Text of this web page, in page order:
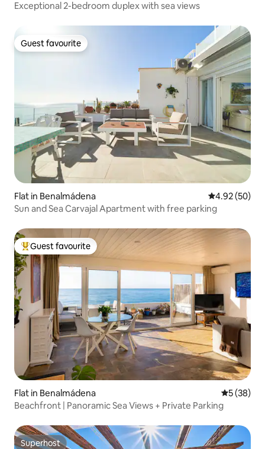
Exceptional 2-bedroom duplex with sea views
Guest favourite
Guest favourite
Flat in Benalmádena 4.92 out of 5
4.92 (50)
Sun and Sea Carvajal Apartment with free parking
Top guest favourite
Guest favourite
Flat in Benalmádena 5 out of 5
5 (38)
Beachfront | Panoramic Sea Views + Private Parking
Superhost